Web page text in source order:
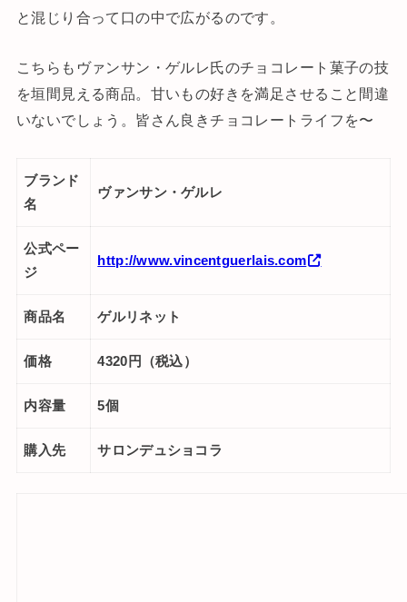
と混じり合って口の中で広がるのです。
こちらもヴァンサン・ゲルレ氏のチョコレート菓子の技
を垣間見える商品。甘いもの好きを満足させること間違
いないでしょう。皆さん良きチョコレートライフを〜
ブランド
名
ヴァンサン・ゲルレ
公式ペー
ジ
http://www.vincentguerlais.com
商品名 ゲルリネット
価格 4320円（税込）
内容量 5個
購入先 サロンデュショコラ